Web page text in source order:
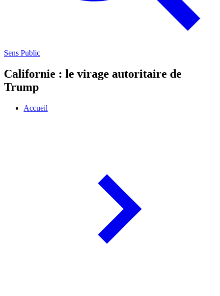
Sens Public
Californie : le virage autoritaire de
Trump
Accueil